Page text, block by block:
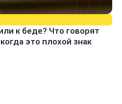
к беде? Что говорят
это плохой знак